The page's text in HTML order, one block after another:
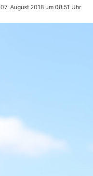
07. August 2018 um 08:51 Uhr